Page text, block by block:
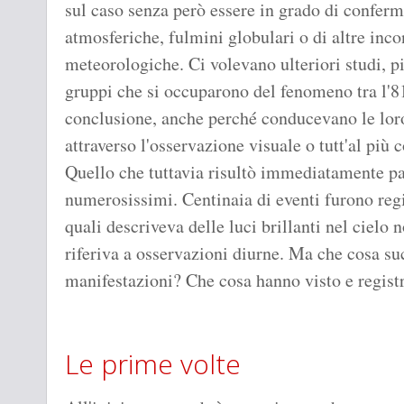
sul caso senza però essere in grado di
atmosferiche, fulmini globulari o di altre
meteorologiche. Ci volevano ulteriori studi,
gruppi che si occuparono del fenomeno tra
conclusione, anche perché conducevano le
attraverso l'osservazione visuale o tutt'al più
Quello che tuttavia risultò immediatamente
numerosissimi. Centinaia di eventi furono
quali descriveva delle luci brillanti nel cielo
riferiva a osservazioni diurne. Ma che cosa
manifestazioni? Che cosa hanno visto e
Le prime volte